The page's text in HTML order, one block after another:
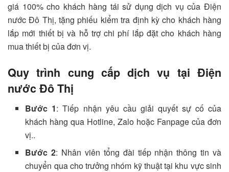
giá 100% cho khách hàng tái sử dụng dịch vụ của Điện
nước Đô Thị, tặng phiếu kiểm tra định kỳ cho khách hàng
lắp mới thiết bị và hỗ trợ chi phí lắp đặt cho khách hàng
mua thiết bị của đơn vị.
Quy trình cung cấp dịch vụ tại Điện
nước Đô Thị
Bước 1: Tiếp nhận yêu cầu giải quyết sự cố của
khách hàng qua Hotline, Zalo hoặc Fanpage của đơn
vị..
Bước 2: Nhân viên tổng đài tiếp nhận thông tin và
chuyển qua cho trưởng nhóm kỹ thuật tại khu vực sinh